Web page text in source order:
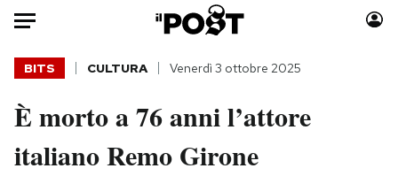
Auto
Italia
BITS CULTURA Venerdì 3 ottobre 2025
È morto a 76 anni l’attore
italiano Remo Girone